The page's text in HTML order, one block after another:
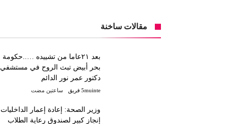
مقالات ساخنة
بعد ٢١عاما من تشييده …..حكومة
بحر أبيض تبث الروح في مستشفي
دكتور عمر نور الدائم
5muinte فريق ‫‫‫‏‫ساعتين مضت‬
وزير الصحة: إعادة إعمار الداخليات
إنجاز كبير لصندوق رعاية الطلاب